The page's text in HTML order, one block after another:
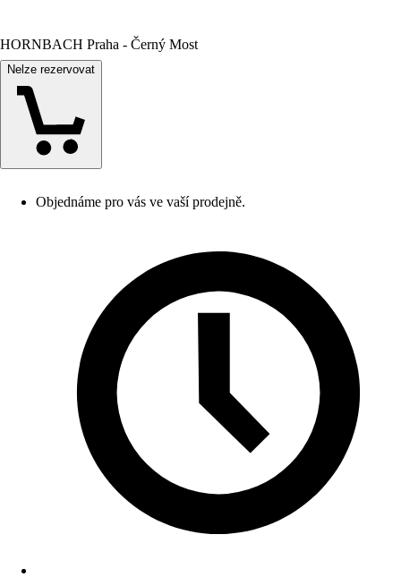
HORNBACH Praha - Černý Most
Nelze rezervovat
Objednáme pro vás ve vaší prodejně.